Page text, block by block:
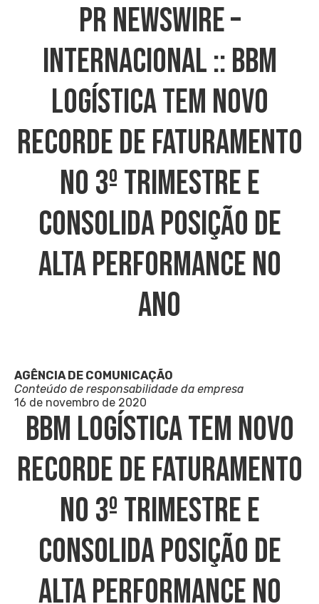
PR NEWSWIRE –
INTERNACIONAL :: BBM
Logística Tem Novo
Recorde De Faturamento
No 3º Trimestre E
Consolida Posição De
Alta Performance No
Ano
AGÊNCIA DE COMUNICAÇÃO
Conteúdo de responsabilidade da empresa
16 de novembro de 2020
BBM Logística Tem Novo
Recorde De Faturamento
No 3º Trimestre E
Consolida Posição De
Alta Performance No